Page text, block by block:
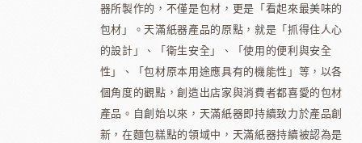
器所製作的，不僅是包材，更是「看起來最美味的
包材」。天滿紙器產品的原點，就是「抓得住人心
的設計」、「衛生安全」、「使用的便利與安全
性」、「包材原本用途應具有的機能性」等，以各
個角度的觀點，創造出店家與消費者都喜愛的包材
產品。自創始以來，天滿紙器即持續致力於產品創
新，在麵包糕點的領域中，天滿紙器持續被認為是